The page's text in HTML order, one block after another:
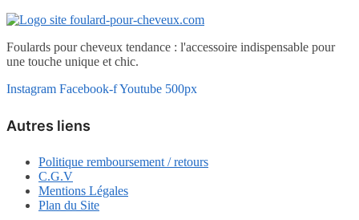
Foulards pour cheveux tendance : l'accessoire indispensable pour
une touche unique et chic.
Instagram Facebook-fYoutube 500px
Autres liens
Politique remboursement / retours
C.G.V
Mentions Légales
Plan du Site